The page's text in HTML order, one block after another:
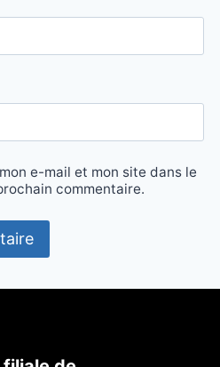
e-mail et mon site dans le
commentaire.